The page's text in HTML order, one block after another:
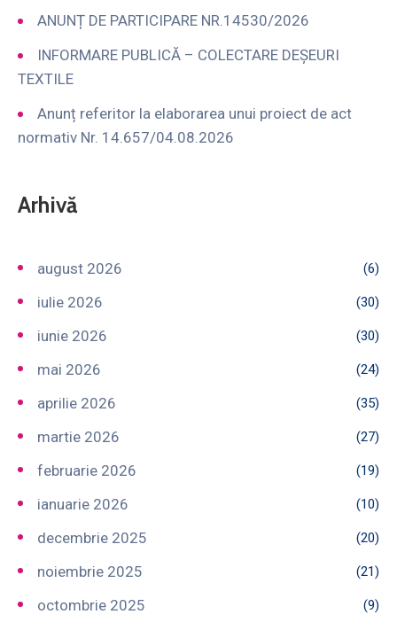
ANUNȚ DE PARTICIPARE NR.14530/2026
INFORMARE PUBLICĂ – COLECTARE DEȘEURI
TEXTILE
Anunț referitor la elaborarea unui proiect de act
normativ Nr. 14.657/04.08.2026
Arhivă
august 2026 (6)
iulie 2026 (30)
iunie 2026 (30)
mai 2026 (24)
aprilie 2026 (35)
martie 2026 (27)
februarie 2026 (19)
ianuarie 2026 (10)
decembrie 2025 (20)
noiembrie 2025 (21)
octombrie 2025 (9)